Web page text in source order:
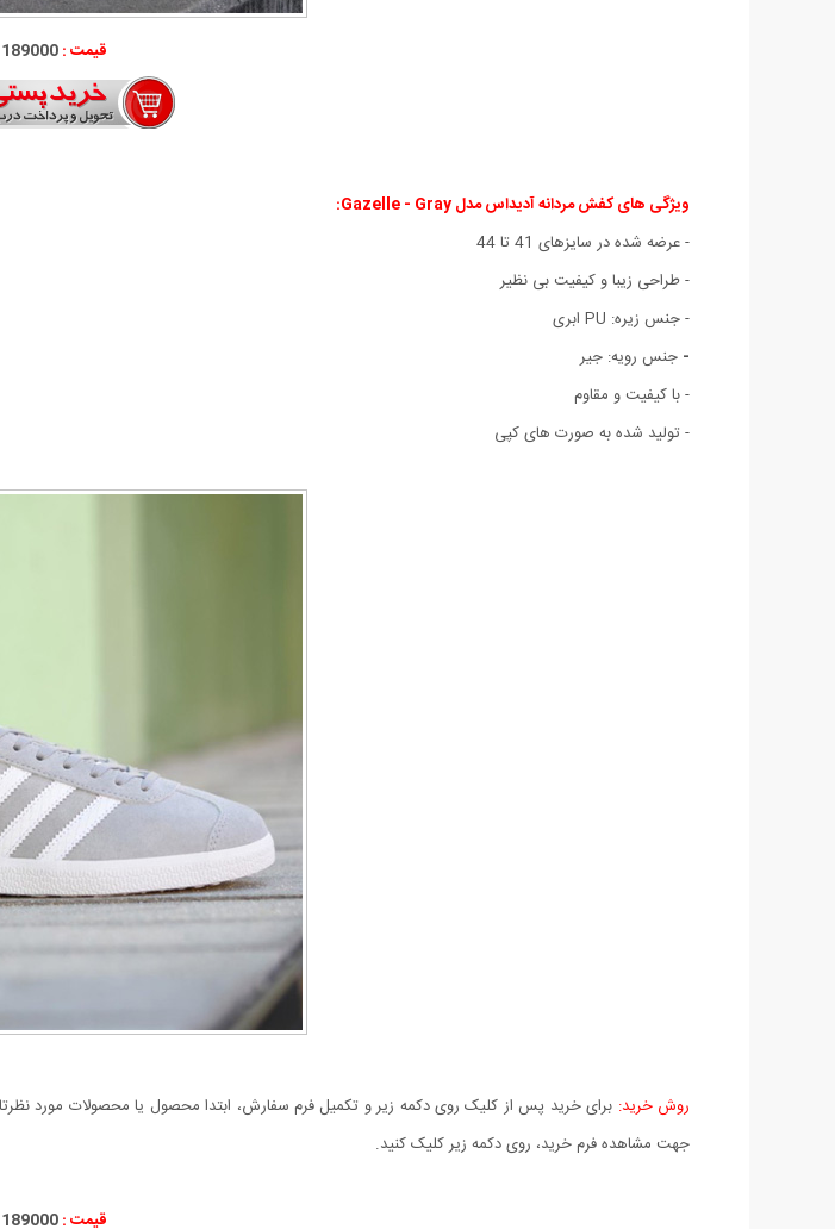
قیمت :189000 تومان
ویژگی های کفش مردانه آدیداس مدل Gazelle - Gray:
- عرضه شده در سایزهای 41 تا 44
- طراحی زیبا و کیفیت بی نظیر
- جنس زیره: PU ابری
- جنس رویه: جیر
- با کیفیت و مقاوم
- تولید شده به صورت های کپی
روش خرید: برای خرید پس از کلیک روی دکمه زیر و تکمیل فرم سفارش، ابتدا محصول یا محصولات مورد
جهت مشاهده فرم خرید، روی دکمه زیر کلیک کنید.
قیمت :189000 تومان